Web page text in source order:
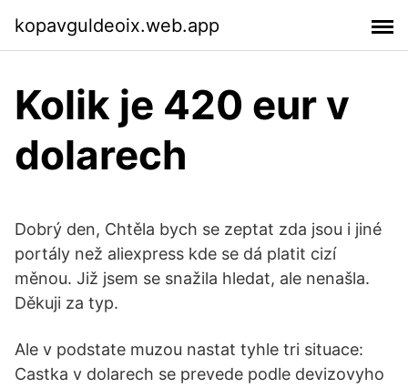
kopavguldeoix.web.app
Kolik je 420 eur v
dolarech
Dobrý den, Chtěla bych se zeptat zda jsou i jiné
portály než aliexpress kde se dá platit cizí
měnou. Již jsem se snažila hledat, ale nenašla.
Děkuji za typ.
Ale v podstate muzou nastat tyhle tri situace:
Castka v dolarech se prevede podle devizovyho